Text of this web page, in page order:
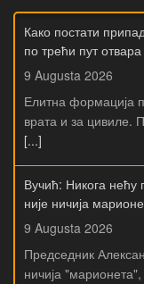
Како постати
по трећи пут
9 Augusta 2026
Елитна формација
врата и за цивиле.
[...]
Вучић: Никога нећу
није ничија
9 Augusta 2026
Председник
ничија